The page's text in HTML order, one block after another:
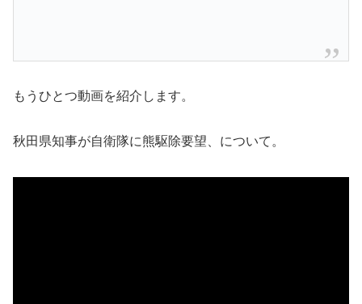
もうひとつ動画を紹介します。
秋田県知事が自衛隊に熊駆除要望、について。